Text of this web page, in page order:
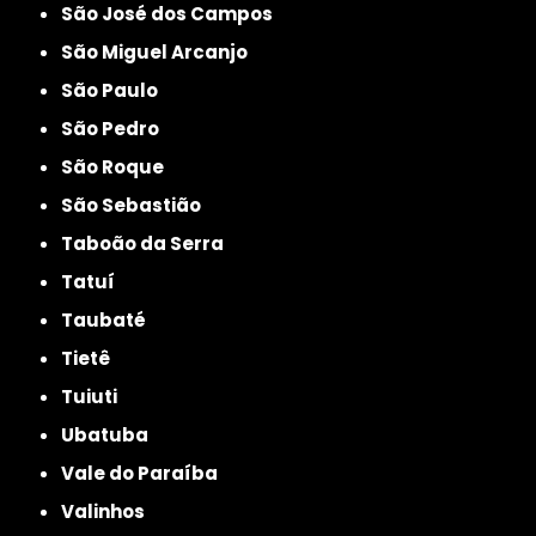
São José dos Campos
São Miguel Arcanjo
São Paulo
São Pedro
São Roque
São Sebastião
Taboão da Serra
Tatuí
Taubaté
Tietê
Tuiuti
Ubatuba
Vale do Paraíba
Valinhos